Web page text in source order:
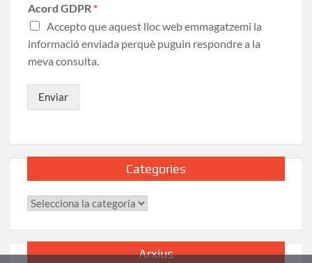
Acord GDPR *
Accepto que aquest lloc web emmagatzemi la
informació enviada perquè puguin respondre a la
meva consulta.
Enviar
Categories
Arxius